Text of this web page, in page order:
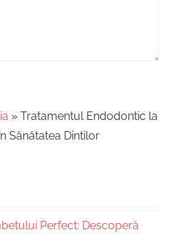
» Tratamentul Endodontic la
Sănătatea Dintilor
Perfect: Descoperă